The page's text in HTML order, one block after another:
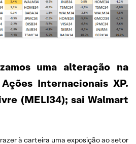
uma alteração na
Internacionais XP.
(MELI34); sai Walmart
à carteira uma exposição ao setor